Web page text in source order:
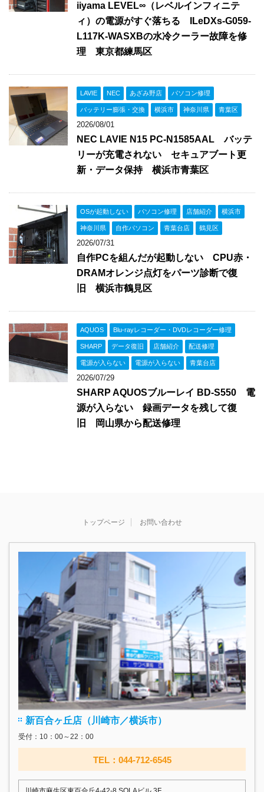
iiyama LEVEL∞（レベルインフィニテ
ィ）の電源がすぐ落ちる ILeDXs-G059-
L117K-WASXBの水冷クーラー故障を修
理 東京都練馬区
LAVIE NEC あざみ野店 パソコン修理
バッテリー膨張・交換 横浜市 神奈川県 青葉区
2026/08/01
NEC LAVIE N15 PC-N1585AAL バッテ
リーが充電されない セキュアブート更
新・データ保持 横浜市青葉区
OSが起動しない パソコン修理 店舗紹介 横浜市
神奈川県 自作パソコン 青葉台店 鶴見区
2026/07/31
自作PCを組んだが起動しない CPU赤・
DRAMオレンジ点灯をパーツ診断で復
旧 横浜市鶴見区
AQUOS Blu-rayレコーダー・DVDレコーダー修理
SHARP データ復旧 店舗紹介 配送修理
電源が入らない 電源が入らない 青葉台店
2026/07/29
SHARP AQUOSブルーレイ BD-S550 電
源が入らない 録画データを残して復
旧 岡山県から配送修理
トップページ お問い合わせ
新百合ヶ丘店（川崎市／横浜市）
受付：10：00～22：00
TEL：044-712-6545